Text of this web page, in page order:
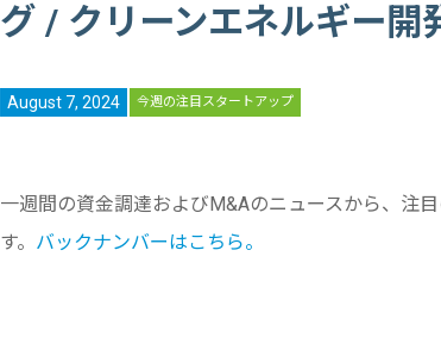
グ / クリーンエネルギー開
August 7, 2024 今週の注目スタートアップ
一週間の資金調達およびM&Aのニュースから、注
す。 バックナンバーはこちら。